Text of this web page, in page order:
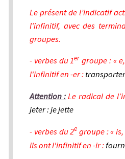
Le présent de l’indicatif
l’infinitif, avec des
groupes.
- verbes du 1er groupe : «
l'infinitif en -er :
Attention : Le radical de
jeter : je jette
- verbes du 2e groupe : «
ils ont l'infinitif en -ir :
La valeur des temps verbaux
Règle2
Règle3
Règle4